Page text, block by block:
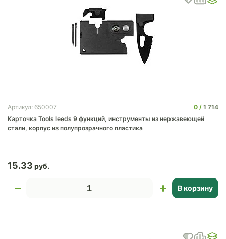
Артикул: 650007 0
1 714
Карточка Tools leeds 9 функций, инструменты из нержавеющей
стали, корпус из полупрозрачного пластика
15.33
В корзину